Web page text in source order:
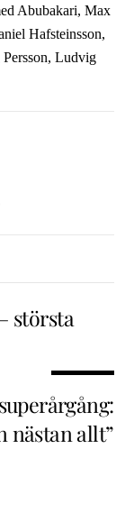
Abubakari, Max
Hafsteinsson,
Ludvig
största
nästan allt”